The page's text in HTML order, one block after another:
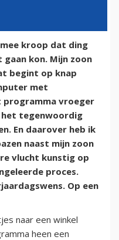
kroop dat ding
kon. Mijn zoon
begint op knap
met
vroeger
het tegenwoordig
En daarover heb ik
naast mijn zoon
vlucht kunstig op
proces.
Op een
naar een winkel
heen een